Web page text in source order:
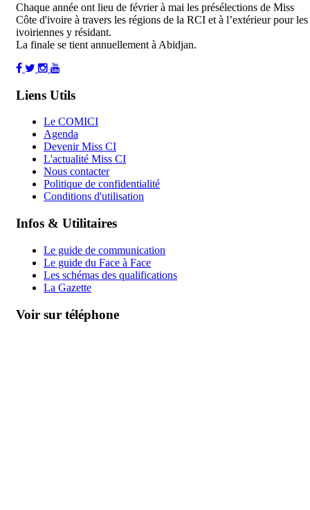
Chaque année ont lieu de février à mai les présélections de Miss
Côte d'ivoire à travers les régions de la RCI et à l’extérieur pour les
ivoiriennes y résidant.
La finale se tient annuellement à Abidjan.
Liens Utils
Le COMICI
Agenda
Devenir Miss CI
L'actualité Miss CI
Nous contacter
Politique de confidentialité
Conditions d'utilisation
Infos & Utilitaires
Le guide de communication
Le guide du Face à Face
Les schémas des qualifications
La Gazette
Voir sur téléphone